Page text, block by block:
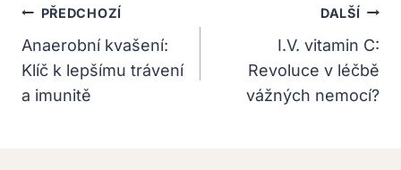
Navigace
Pro
Příspěvek
PŘEDCHOZÍ
Anaerobní kvašení:
Klíč k lepšímu trávení
a imunitě
DALŠÍ
I.V. vitamin C:
Revoluce v léčbě
vážných nemocí?